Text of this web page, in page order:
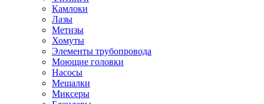
Камлоки
Лазы
Метизы
Хомуты
Элементы трубопровода
Моющие головки
Насосы
Мешалки
Миксеры